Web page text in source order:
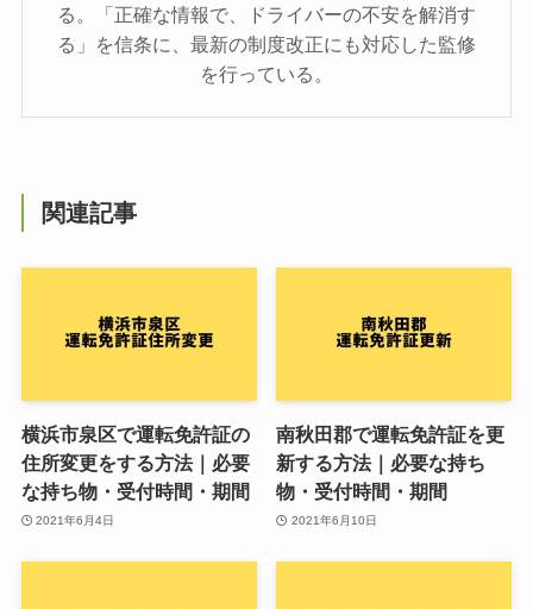
る。「正確な情報で、ドライバーの不安を解消す
る」を信条に、最新の制度改正にも対応した監修
を行っている。
関連記事
横浜市泉区で運転免許証の
住所変更をする方法｜必要
な持ち物・受付時間・期間
2021年6月4日
南秋田郡で運転免許証を更
新する方法｜必要な持ち
物・受付時間・期間
2021年6月10日